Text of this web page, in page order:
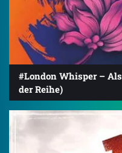
#London Whisper –
der Reihe)